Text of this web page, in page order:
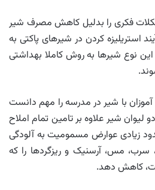
فکری را بدلیل کاهش مصرف شیر
استریلیزه کردن در شیرهای پاکتی به
نوع شیرها به روش کاملا بهداشتی
با شیر در مدرسه را مهم دانست
لیوان شیر علاوه بر تامین تمام املاح
زیادی عوارض مسمومیت به آلودگی
سرب، مس، آرسنیک و ریزگردها را که
کاهش دهد.